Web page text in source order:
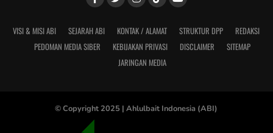
VISI & MISI ABI SEJARAH ABI KONTAK / ALAMAT STRUKTUR DPP
REDAKSI
PEDOMAN MEDIA SIBER
KEBIJAKAN PRIVASI DISCLAIMER
SITEMAP
JARINGAN MEDIA
© Copyright 2025 | Ahlulbait Indonesia (ABI)